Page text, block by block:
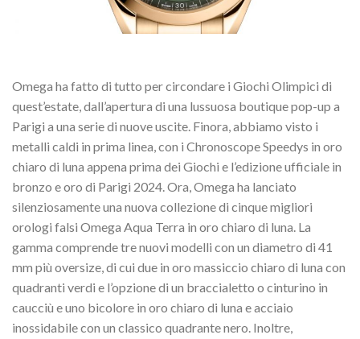
Omega ha fatto di tutto per circondare i Giochi Olimpici di
quest’estate, dall’apertura di una lussuosa boutique pop-up a
Parigi a una serie di nuove uscite. Finora, abbiamo visto i
metalli caldi in prima linea, con i Chronoscope Speedys in oro
chiaro di luna appena prima dei Giochi e l’edizione ufficiale in
bronzo e oro di Parigi 2024. Ora, Omega ha lanciato
silenziosamente una nuova collezione di cinque migliori
orologi falsi Omega Aqua Terra in oro chiaro di luna. La
gamma comprende tre nuovi modelli con un diametro di 41
mm più oversize, di cui due in oro massiccio chiaro di luna con
quadranti verdi e l’opzione di un braccialetto o cinturino in
caucciù e uno bicolore in oro chiaro di luna e acciaio
inossidabile con un classico quadrante nero. Inoltre,